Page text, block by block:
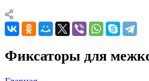
Фиксаторы для